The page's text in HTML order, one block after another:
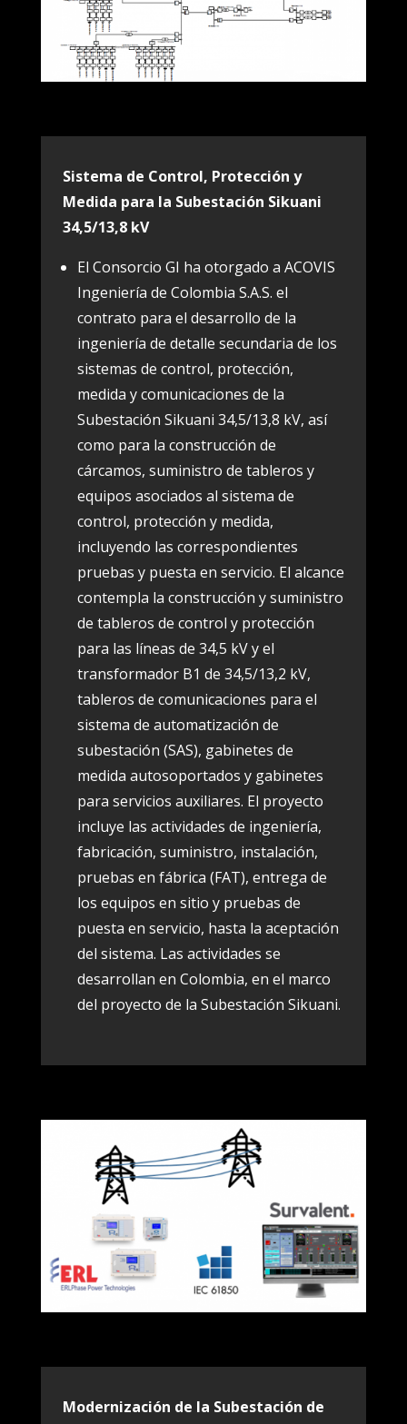
Sistema de Control, Protección y
Medida para la Subestación Sikuani
34,5/13,8 kV
El Consorcio GI ha otorgado a ACOVIS
Ingeniería de Colombia S.A.S. el
contrato para el desarrollo de la
ingeniería de detalle secundaria de los
sistemas de control, protección,
medida y comunicaciones de la
Subestación Sikuani 34,5/13,8 kV, así
como para la construcción de
cárcamos, suministro de tableros y
equipos asociados al sistema de
control, protección y medida,
incluyendo las correspondientes
pruebas y puesta en servicio. El alcance
contempla la construcción y suministro
de tableros de control y protección
para las líneas de 34,5 kV y el
transformador B1 de 34,5/13,2 kV,
tableros de comunicaciones para el
sistema de automatización de
subestación (SAS), gabinetes de
medida autosoportados y gabinetes
para servicios auxiliares. El proyecto
incluye las actividades de ingeniería,
fabricación, suministro, instalación,
pruebas en fábrica (FAT), entrega de
los equipos en sitio y pruebas de
puesta en servicio, hasta la aceptación
del sistema. Las actividades se
desarrollan en Colombia, en el marco
del proyecto de la Subestación Sikuani.
Modernización de la Subestación de